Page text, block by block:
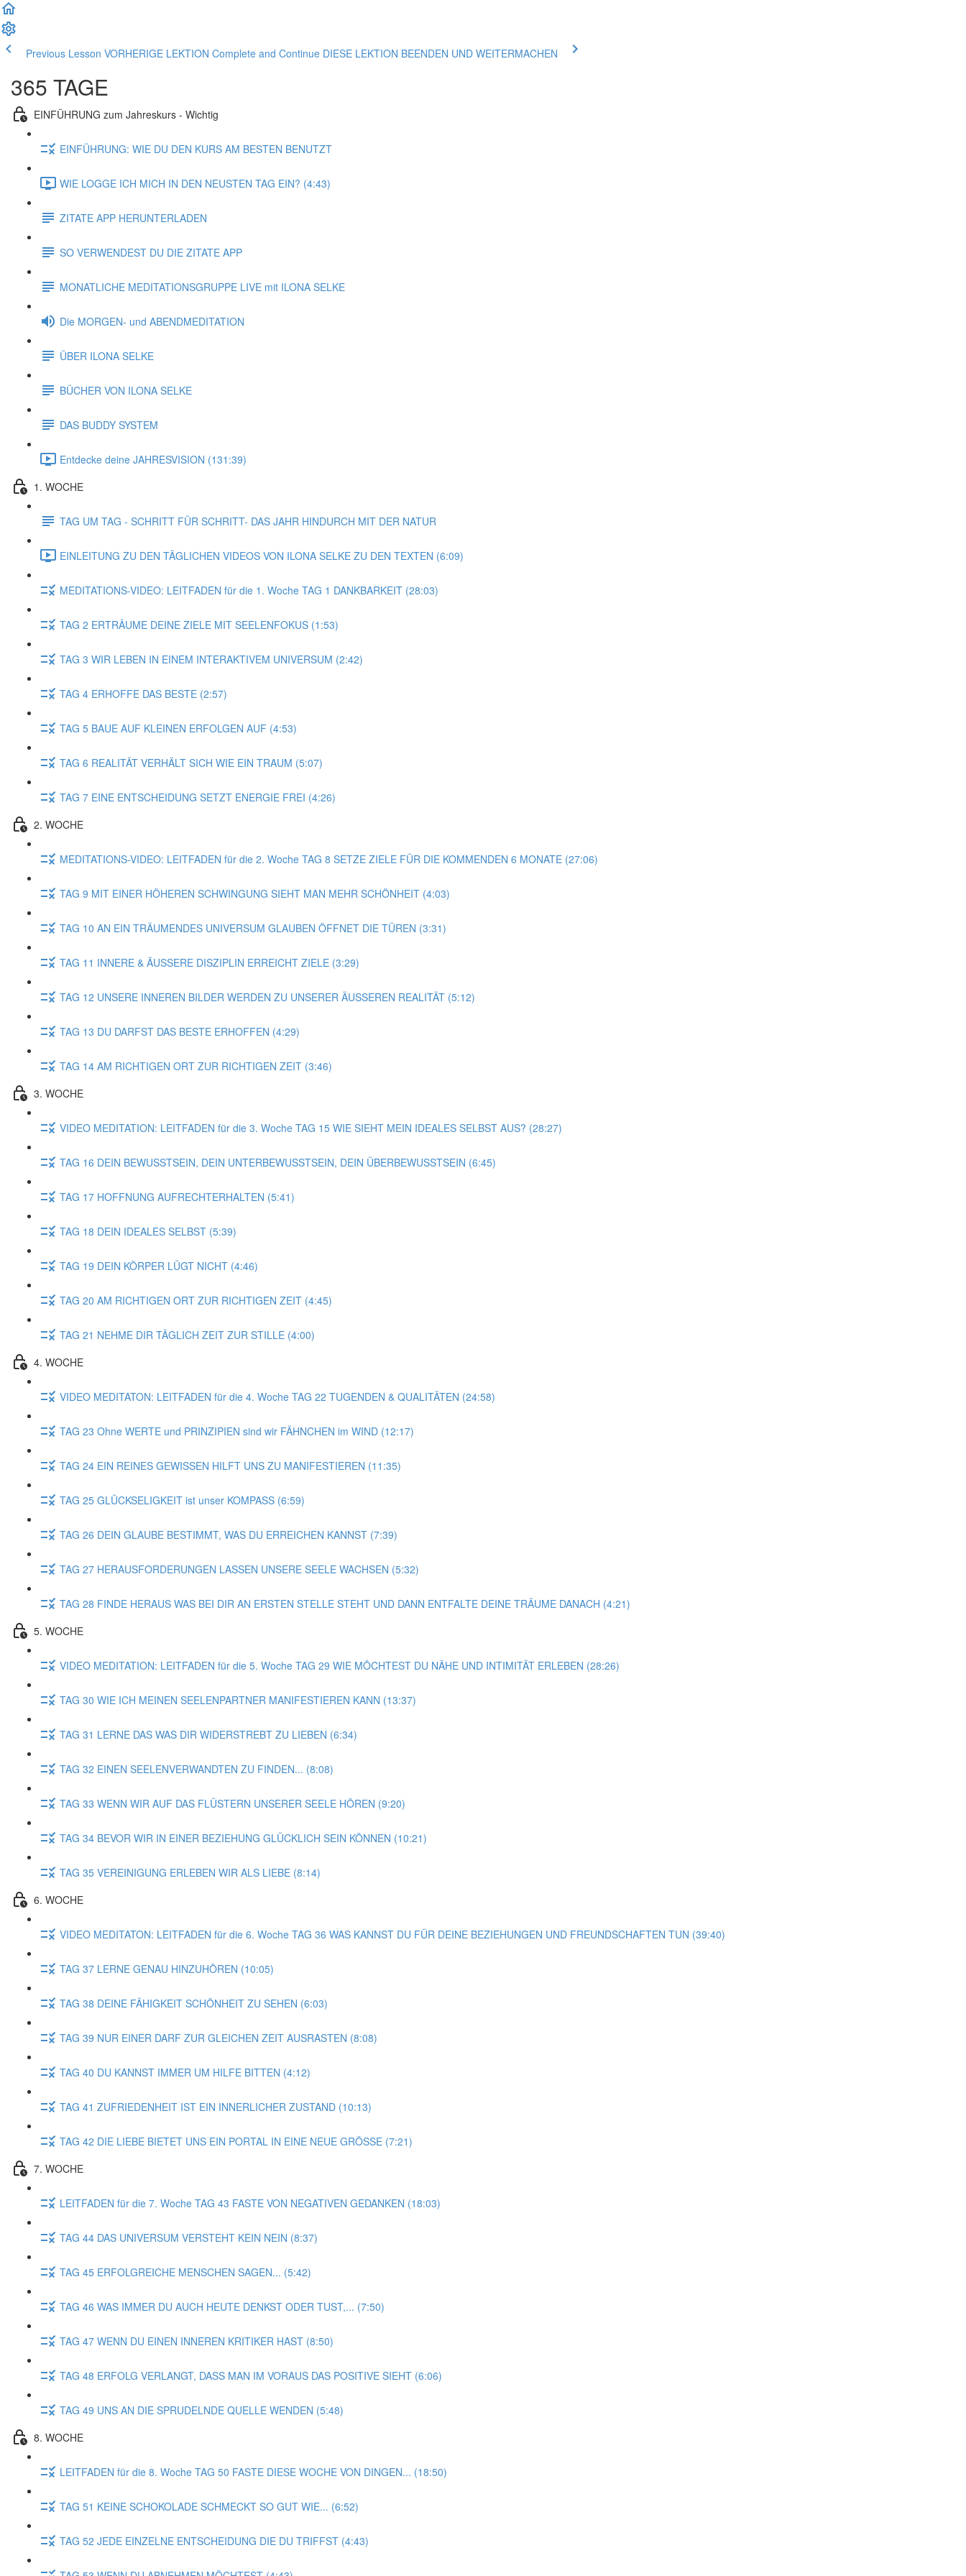
Previous Lesson VORHERIGE LEKTION Complete and Continue DIESE LEKTION BEENDEN UND WEITERMACHEN
365 TAGE
EINFÜHRUNG zum Jahreskurs - Wichtig
EINFÜHRUNG: WIE DU DEN KURS AM BESTEN BENUTZT
WIE LOGGE ICH MICH IN DEN NEUSTEN TAG EIN? (4:43)
ZITATE APP HERUNTERLADEN
SO VERWENDEST DU DIE ZITATE APP
MONATLICHE MEDITATIONSGRUPPE LIVE mit ILONA SELKE
Die MORGEN- und ABENDMEDITATION
ÜBER ILONA SELKE
BÜCHER VON ILONA SELKE
DAS BUDDY SYSTEM
Entdecke deine JAHRESVISION (131:39)
1. WOCHE
TAG UM TAG - SCHRITT FÜR SCHRITT- DAS JAHR HINDURCH MIT DER NATUR
EINLEITUNG ZU DEN TÄGLICHEN VIDEOS VON ILONA SELKE ZU DEN TEXTEN (6:09)
MEDITATIONS-VIDEO: LEITFADEN für die 1. Woche TAG 1 DANKBARKEIT (28:03)
TAG 2 ERTRÄUME DEINE ZIELE MIT SEELENFOKUS (1:53)
TAG 3 WIR LEBEN IN EINEM INTERAKTIVEM UNIVERSUM (2:42)
TAG 4 ERHOFFE DAS BESTE (2:57)
TAG 5 BAUE AUF KLEINEN ERFOLGEN AUF (4:53)
TAG 6 REALITÄT VERHÄLT SICH WIE EIN TRAUM (5:07)
TAG 7 EINE ENTSCHEIDUNG SETZT ENERGIE FREI (4:26)
2. WOCHE
MEDITATIONS-VIDEO: LEITFADEN für die 2. Woche TAG 8 SETZE ZIELE FÜR DIE KOMMENDEN 6 MONATE (27:06)
TAG 9 MIT EINER HÖHEREN SCHWINGUNG SIEHT MAN MEHR SCHÖNHEIT (4:03)
TAG 10 AN EIN TRÄUMENDES UNIVERSUM GLAUBEN ÖFFNET DIE TÜREN (3:31)
TAG 11 INNERE & ÄUSSERE DISZIPLIN ERREICHT ZIELE (3:29)
TAG 12 UNSERE INNEREN BILDER WERDEN ZU UNSERER ÄUSSEREN REALITÄT (5:12)
TAG 13 DU DARFST DAS BESTE ERHOFFEN (4:29)
TAG 14 AM RICHTIGEN ORT ZUR RICHTIGEN ZEIT (3:46)
3. WOCHE
VIDEO MEDITATION: LEITFADEN für die 3. Woche TAG 15 WIE SIEHT MEIN IDEALES SELBST AUS? (28:27)
TAG 16 DEIN BEWUSSTSEIN, DEIN UNTERBEWUSSTSEIN, DEIN ÜBERBEWUSSTSEIN (6:45)
TAG 17 HOFFNUNG AUFRECHTERHALTEN (5:41)
TAG 18 DEIN IDEALES SELBST (5:39)
TAG 19 DEIN KÖRPER LÜGT NICHT (4:46)
TAG 20 AM RICHTIGEN ORT ZUR RICHTIGEN ZEIT (4:45)
TAG 21 NEHME DIR TÄGLICH ZEIT ZUR STILLE (4:00)
4. WOCHE
VIDEO MEDITATON: LEITFADEN für die 4. Woche TAG 22 TUGENDEN & QUALITÄTEN (24:58)
TAG 23 Ohne WERTE und PRINZIPIEN sind wir FÄHNCHEN im WIND (12:17)
TAG 24 EIN REINES GEWISSEN HILFT UNS ZU MANIFESTIEREN (11:35)
TAG 25 GLÜCKSELIGKEIT ist unser KOMPASS (6:59)
TAG 26 DEIN GLAUBE BESTIMMT, WAS DU ERREICHEN KANNST (7:39)
TAG 27 HERAUSFORDERUNGEN LASSEN UNSERE SEELE WACHSEN (5:32)
TAG 28 FINDE HERAUS WAS BEI DIR AN ERSTEN STELLE STEHT UND DANN ENTFALTE DEINE TRÄUME DANACH (4:21)
5. WOCHE
VIDEO MEDITATION: LEITFADEN für die 5. Woche TAG 29 WIE MÖCHTEST DU NÄHE UND INTIMITÄT ERLEBEN (28:26)
TAG 30 WIE ICH MEINEN SEELENPARTNER MANIFESTIEREN KANN (13:37)
TAG 31 LERNE DAS WAS DIR WIDERSTREBT ZU LIEBEN (6:34)
TAG 32 EINEN SEELENVERWANDTEN ZU FINDEN... (8:08)
TAG 33 WENN WIR AUF DAS FLÜSTERN UNSERER SEELE HÖREN (9:20)
TAG 34 BEVOR WIR IN EINER BEZIEHUNG GLÜCKLICH SEIN KÖNNEN (10:21)
TAG 35 VEREINIGUNG ERLEBEN WIR ALS LIEBE (8:14)
6. WOCHE
VIDEO MEDITATON: LEITFADEN für die 6. Woche TAG 36 WAS KANNST DU FÜR DEINE BEZIEHUNGEN UND FREUNDSCHAFTEN TUN (39:40)
TAG 37 LERNE GENAU HINZUHÖREN (10:05)
TAG 38 DEINE FÄHIGKEIT SCHÖNHEIT ZU SEHEN (6:03)
TAG 39 NUR EINER DARF ZUR GLEICHEN ZEIT AUSRASTEN (8:08)
TAG 40 DU KANNST IMMER UM HILFE BITTEN (4:12)
TAG 41 ZUFRIEDENHEIT IST EIN INNERLICHER ZUSTAND (10:13)
TAG 42 DIE LIEBE BIETET UNS EIN PORTAL IN EINE NEUE GRÖSSE (7:21)
7. WOCHE
LEITFADEN für die 7. Woche TAG 43 FASTE VON NEGATIVEN GEDANKEN (18:03)
TAG 44 DAS UNIVERSUM VERSTEHT KEIN NEIN (8:37)
TAG 45 ERFOLGREICHE MENSCHEN SAGEN... (5:42)
TAG 46 WAS IMMER DU AUCH HEUTE DENKST ODER TUST,... (7:50)
TAG 47 WENN DU EINEN INNEREN KRITIKER HAST (8:50)
TAG 48 ERFOLG VERLANGT, DASS MAN IM VORAUS DAS POSITIVE SIEHT (6:06)
TAG 49 UNS AN DIE SPRUDELNDE QUELLE WENDEN (5:48)
8. WOCHE
LEITFADEN für die 8. Woche TAG 50 FASTE DIESE WOCHE VON DINGEN... (18:50)
TAG 51 KEINE SCHOKOLADE SCHMECKT SO GUT WIE... (6:52)
TAG 52 JEDE EINZELNE ENTSCHEIDUNG DIE DU TRIFFST (4:43)